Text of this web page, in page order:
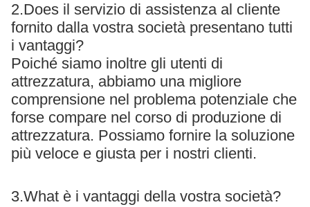
2.Does il servizio di assistenza al cliente
fornito dalla vostra società presentano tutti
i vantaggi?
Poiché siamo inoltre gli utenti di
attrezzatura, abbiamo una migliore
comprensione nel problema potenziale che
forse compare nel corso di produzione di
attrezzatura. Possiamo fornire la soluzione
più veloce e giusta per i nostri clienti.
3.What è i vantaggi della vostra società?